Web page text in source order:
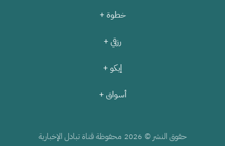
خطوة +
رزقي +
إيكو +
أسواق +
حقوق النشر © 2026 محفوظة قناة تبادل الإخبارية